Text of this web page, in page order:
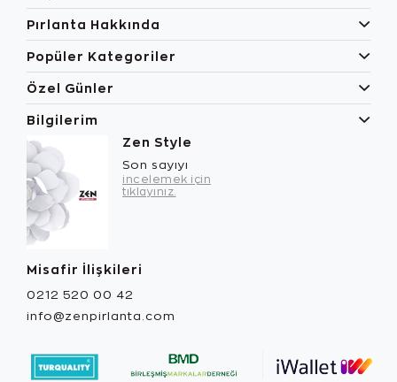
Pırlanta Hakkında
Popüler Kategoriler
Özel Günler
Bilgilerim
Zen Style
Son sayıyı
incelemek için
tıklayınız.
Misafir İlişkileri
0212 520 00 42
info@zenpirlanta.com